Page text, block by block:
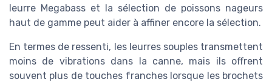
leurre Megabass et la sélection de poissons nageurs
haut de gamme peut aider à affiner encore la sélection.
En termes de ressenti, les leurres souples transmettent
moins de vibrations dans la canne, mais ils offrent
souvent plus de touches franches lorsque les brochets